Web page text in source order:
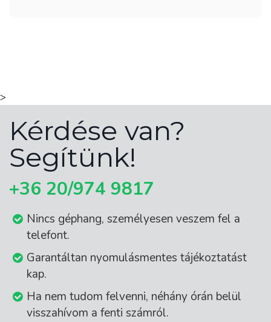
>
Kérdése van?
Segítünk!
+36 20/974 9817
Nincs géphang, személyesen veszem fel a
telefont.
Garantáltan nyomulásmentes tájékoztatást
kap.
Ha nem tudom felvenni, néhány órán belül
visszahívom a fenti számról.